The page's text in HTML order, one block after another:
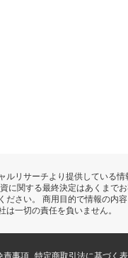
ルリサーチより提供している
に関する最終決定はあくまで
ださい。 商用目的で情報の内
一切の責任を負いません。
責事項 特定商取引法に基づく